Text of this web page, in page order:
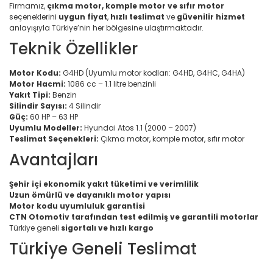
Firmamız, çıkma motor, komple motor ve sıfır motor
seçeneklerini uygun fiyat, hızlı teslimat ve güvenilir hizmet
anlayışıyla Türkiye’nin her bölgesine ulaştırmaktadır.
Teknik Özellikler
Motor Kodu: G4HD (Uyumlu motor kodları: G4HD, G4HC, G4HA)
Motor Hacmi: 1086 cc – 1.1 litre benzinli
Yakıt Tipi: Benzin
Silindir Sayısı: 4 Silindir
Güç: 60 HP – 63 HP
Uyumlu Modeller: Hyundai Atos 1.1 (2000 – 2007)
Teslimat Seçenekleri: Çıkma motor, komple motor, sıfır motor
Avantajları
Şehir içi ekonomik yakıt tüketimi ve verimlilik
Uzun ömürlü ve dayanıklı motor yapısı
Motor kodu uyumluluk garantisi
CTN Otomotiv tarafından test edilmiş ve garantili motorlar
Türkiye geneli sigortalı ve hızlı kargo
Türkiye Geneli Teslimat